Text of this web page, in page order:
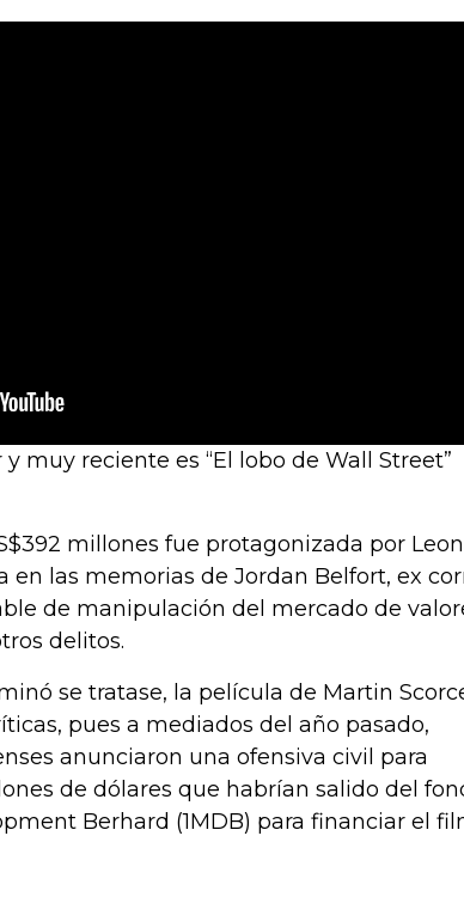
muy reciente es “El lobo de Wall Street”
millones fue protagonizada por
en las memorias de Jordan Belfort, ex
de manipulación del mercado de
delitos.
se tratase, la película de Martin
pues a mediados del año pasado,
anunciaron una ofensiva civil para
de dólares que habrían salido del
Berhard (1MDB) para financiar el